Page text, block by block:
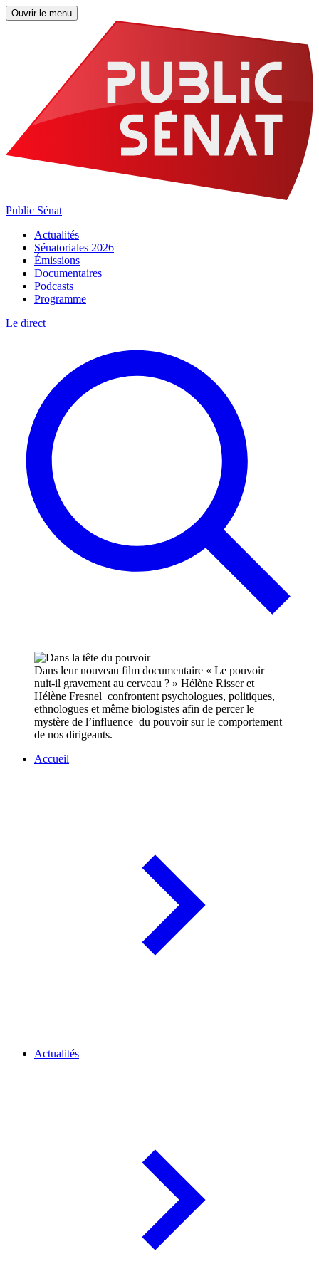
Ouvrir le menu
Public Sénat
Actualités
Sénatoriales 2026
Émissions
Documentaires
Podcasts
Programme
Le direct
Dans leur nouveau film documentaire « Le pouvoir
nuit-il gravement au cerveau ? » Hélène Risser et
Hélène Fresnel confrontent psychologues, politiques,
ethnologues et même biologistes afin de percer le
mystère de l’influence du pouvoir sur le comportement
de nos dirigeants.
Accueil
Actualités